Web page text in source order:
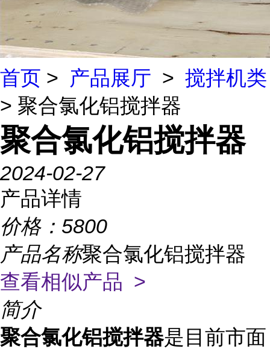
首页 > 产品展厅 > 搅拌机类
> 聚合氯化铝搅拌器
聚合氯化铝搅拌器
2024-02-27
产品详情
价格： 5800
产品名称聚合氯化铝搅拌器
查看相似产品 >
简介
聚合氯化铝搅拌器是目前市面